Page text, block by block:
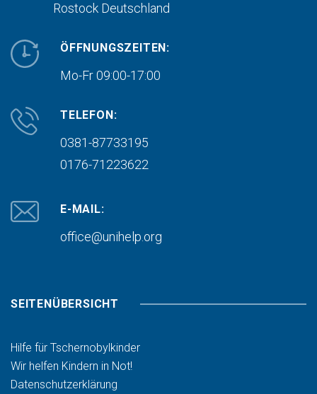
Rostock Deutschland
ÖFFNUNGSZEITEN:
Mo-Fr 09:00-17:00
TELEFON:
0381-87733195
0176-71223622
E-MAIL:
office@unihelp.org
SEITENÜBERSICHT
Hilfe für Tschernobylkinder
Wir helfen Kindern in Not!
Datenschutzerklärung